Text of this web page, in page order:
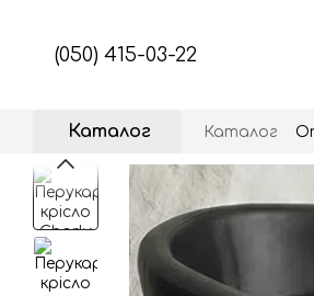
(050) 415-03-22
Каталог Каталог